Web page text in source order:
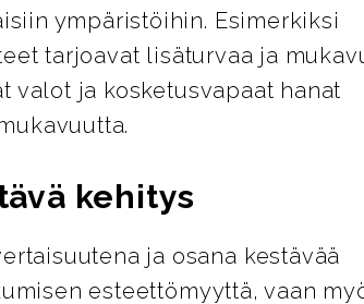
ympäristöihin. Esimerkiksi
tarjoavat lisäturvaa ja
valot ja kosketusvapaat hanat
kehitys
ja osana kestävää
esteettömyyttä, vaan